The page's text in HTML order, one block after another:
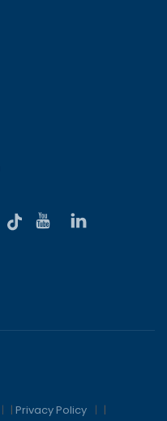
| Privacy Policy |